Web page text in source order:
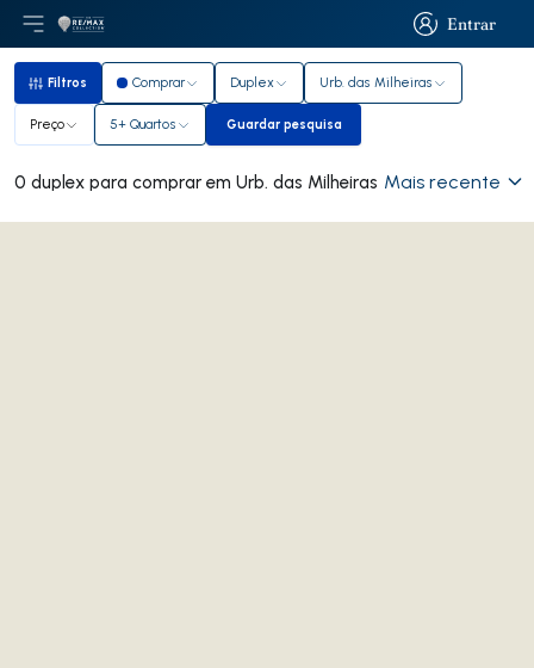
Entrar
Entrar
Abri menu principal
LogoIr para página inicial
Filtros
Filtros Comprar Duplex Urb. das Milheiras
Preço 5+ Quartos Guardar pesquisa
Guardar pesquisa
0 duplex para comprar em Urb. das Milheiras Mais recente